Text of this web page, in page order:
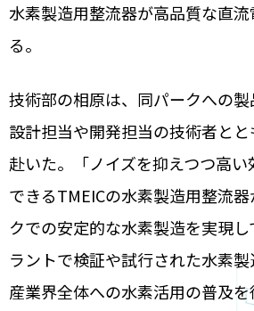
水素製造用整流器が高品質な直
る。
技術部の相原は、同パークへの製
設計担当や開発担当の技術者と
赴いた。「ノイズを抑えつつ高
できるTMEICの水素製造用整流
クでの安定的な水素製造を実現
ラントで検証や試行された水素
産業界全体への水素活用の普及